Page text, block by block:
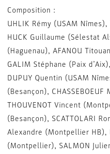
Composition :
UHLIK Rémy (USAM
HUCK Guillaume (Sélestat
(Haguenau), AFANOU
GALIM Stéphane (Paix
DUPUY Quentin (USAM
(Besançon), CHASSEBOEUF
THOUVENOT Vincent
(Besançon), SCATTOLARI
Alexandre (Montpellier HB),
(Montpellier), SALMON